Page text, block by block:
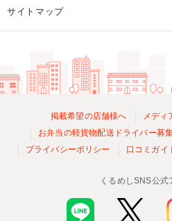
サイトマップ
掲載希望の店舗様へ メディ
お弁当の軽貨物配送ドライバー募
プライバシーポリシー
口コミガイ
くるめしSNS公式